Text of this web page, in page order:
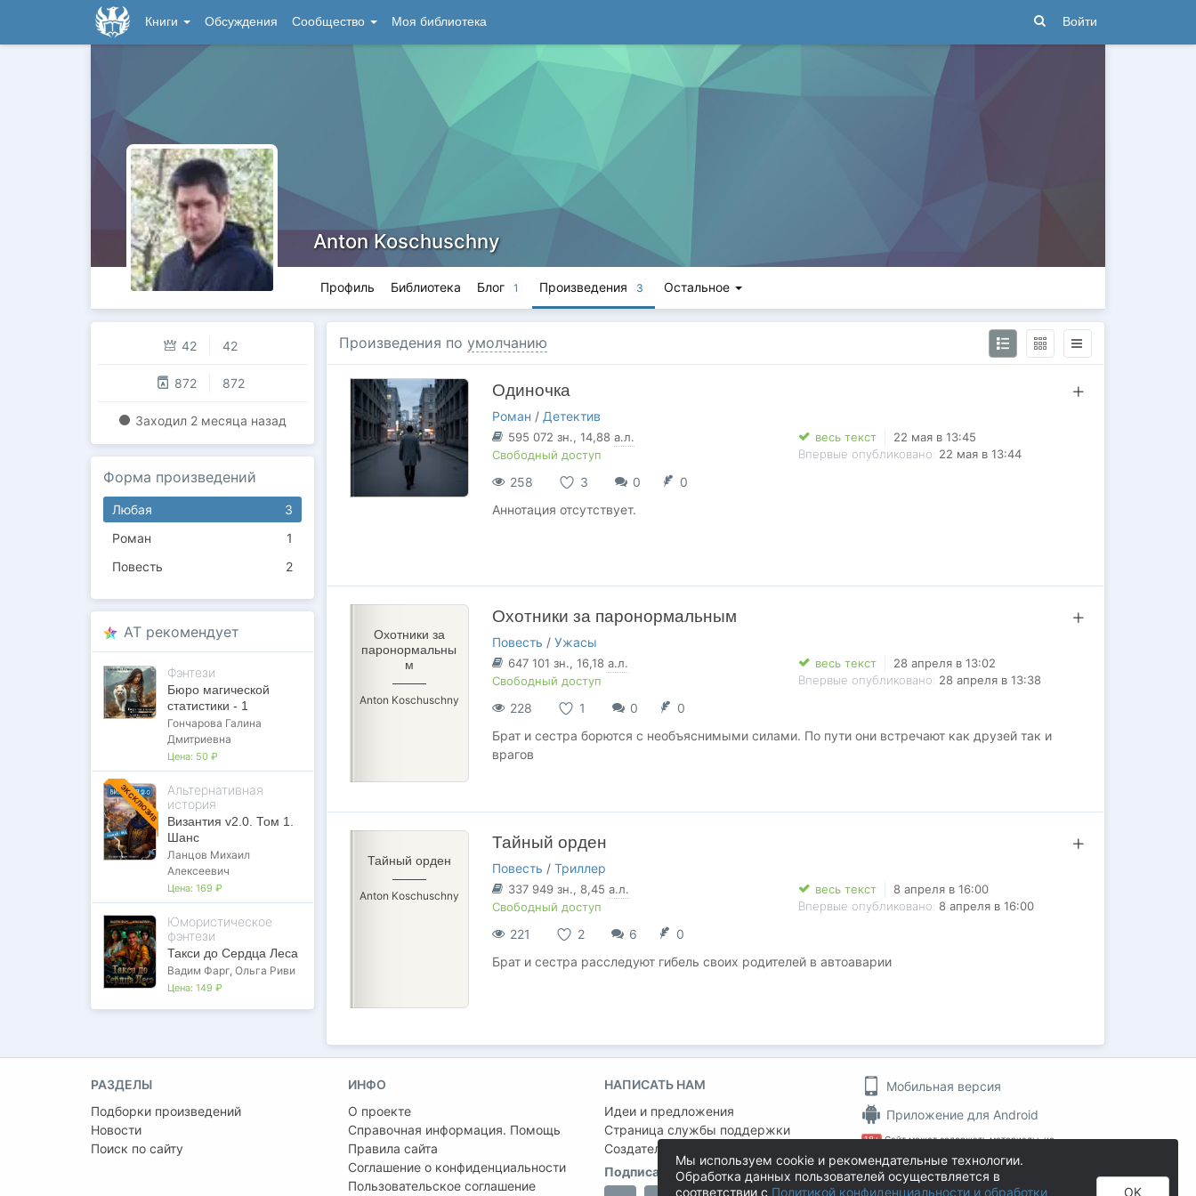
Книги Обсуждения Сообщество Моя библиотека Войти
Anton Koschuschny
Профиль Библиотека Блог 1 Произведения 3 Остальное
42 42
872 872
Заходил 2 месяца назад
Форма произведений
3
Любая
1
Роман
2
Повесть
AT рекомендует
Фэнтези
Бюро магической
статистики - 1
Гончарова Галина
Дмитриевна
Цена: 50 ₽
ЭКСКЛЮЗИВ
Альтернативная
история
Византия v2.0. Том 1.
Шанс
Ланцов Михаил
Алексеевич
Цена: 169 ₽
Юмористическое
фэнтези
Такси до Сердца Леса
Вадим Фарг, Ольга Риви
Цена: 149 ₽
Произведения по умолчанию
Одиночка
Роман / Детектив
595 072 зн., 14,88 а.л.
Свободный доступ
весь текст
22 мая в 13:45
Впервые опубликовано: 22 мая в 13:44
258 3 0
0
Аннотация отсутствует.
Охотники за
паронормальны
м
Anton Koschuschny
Охотники за паронормальным
Повесть / Ужасы
647 101 зн., 16,18 а.л.
Свободный доступ
весь текст
28 апреля в 13:02
Впервые опубликовано: 28 апреля в 13:38
228 1 0
0
Брат и сестра борются с необъяснимыми силами. По пути они встречают как друзей так и
врагов
Тайный орден
Anton Koschuschny
Тайный орден
Повесть / Триллер
337 949 зн., 8,45 а.л.
Свободный доступ
весь текст
8 апреля в 16:00
Впервые опубликовано: 8 апреля в 16:00
221 2 6
0
Брат и сестра расследуют гибель своих родителей в автоаварии
РАЗДЕЛЫ
Подборки произведений
Новости
Поиск по сайту
ИНФО
О проекте
Справочная информация. Помощь
Правила сайта
Соглашение о конфиденциальности
Пользовательское соглашение
НАПИСАТЬ НАМ
Идеи и предложения
Страница службы поддержки
Создатель проекта:
Подписаться на нас
Мобильная версия
Приложение для Android
18+ Сайт может содержать материалы, не
достигшими 18 лет!
На информационном ресурсе применяются
Мы используем cookie и рекомендательные технологии.
Обработка данных пользователей осуществляется в
соответствии с Политикой конфиденциальности и обработки OK